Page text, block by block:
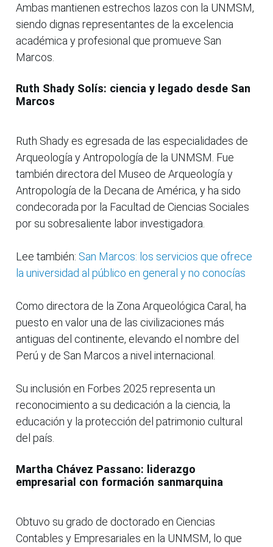
Ambas mantienen estrechos lazos con la UNMSM,
siendo dignas representantes de la excelencia
académica y profesional que promueve San
Marcos.
Ruth Shady Solís: ciencia y legado desde San
Marcos
Ruth Shady es egresada de las especialidades de
Arqueología y Antropología de la UNMSM. Fue
también directora del Museo de Arqueología y
Antropología de la Decana de América, y ha sido
condecorada por la Facultad de Ciencias Sociales
por su sobresaliente labor investigadora.
Lee también: San Marcos: los servicios que ofrece
la universidad al público en general y no conocías
Como directora de la Zona Arqueológica Caral, ha
puesto en valor una de las civilizaciones más
antiguas del continente, elevando el nombre del
Perú y de San Marcos a nivel internacional.
Su inclusión en Forbes 2025 representa un
reconocimiento a su dedicación a la ciencia, la
educación y la protección del patrimonio cultural
del país.
Martha Chávez Passano: liderazgo
empresarial con formación sanmarquina
Obtuvo su grado de doctorado en Ciencias
Contables y Empresariales en la UNMSM, lo que